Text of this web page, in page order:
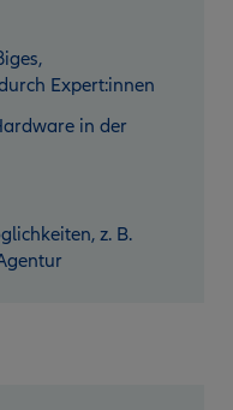
Expert:innen
in der
z. B.